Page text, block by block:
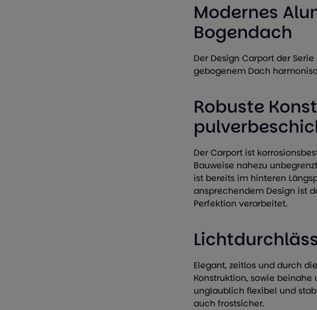
Modernes
Bogendach
Der Design Carport der
gebogenem Dach
Robuste
Der Carport ist
Bauweise nahezu
ist bereits im hinteren
ansprechendem Design ist
Perfektion verarbeitet.
Elegant, zeitlos und durch
Konstruktion, sowie
unglaublich flexibel und
auch frostsicher.